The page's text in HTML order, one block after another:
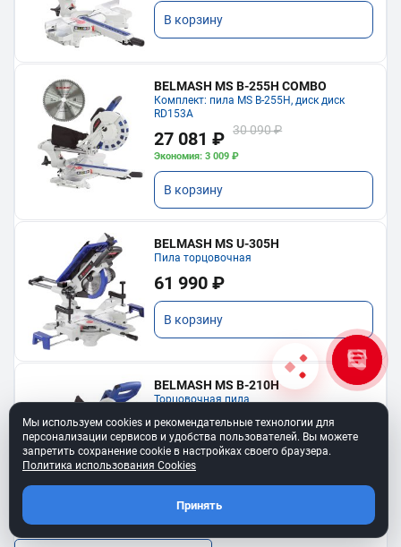
В корзину
BELMASH MS B-255H COMBO
Комплект: пила MS B-255H, диск диск
RD153A
27 081 ₽ 30 090 ₽
Экономия: 3 009 ₽
В корзину
BELMASH MS U-305H
Пила торцовочная
61 990 ₽
В корзину
BELMASH MS B-210H
Торцовочная пила
19 490 ₽
В корзину
Мы используем cookies и рекомендательные технологии для
персонализации сервисов и удобства пользователей. Вы можете
запретить сохранение cookie в настройках своего браузера.
Политика использования Cookies
Принять